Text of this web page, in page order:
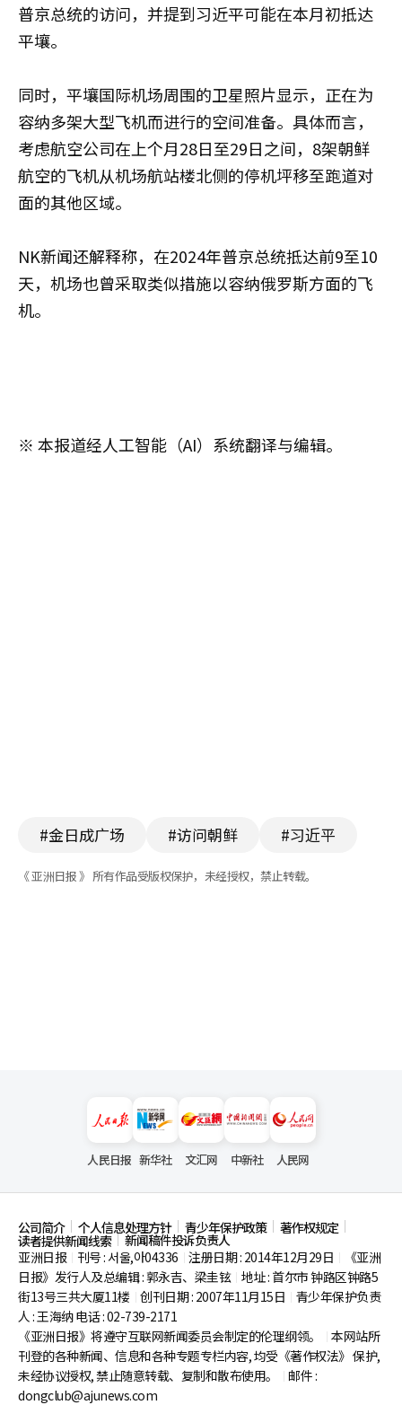
普京总统的访问，并提到习近平可能在本月初抵达
平壤。
同时，平壤国际机场周围的卫星照片显示，正在为
容纳多架大型飞机而进行的空间准备。具体而言，
考虑航空公司在上个月28日至29日之间，8架朝鲜
航空的飞机从机场航站楼北侧的停机坪移至跑道对
面的其他区域。
NK新闻还解释称，在2024年普京总统抵达前9至10
天，机场也曾采取类似措施以容纳俄罗斯方面的飞
机。
※ 本报道经人工智能（AI）系统翻译与编辑。
#金日成广场 #访问朝鲜 #习近平
《 亚洲日报 》 所有作品受版权保护，未经授权，禁止转载。
人民日报 新华社 文汇网 中新社 人民网
公司简介 个人信息处理方针 青少年保护政策 著作权规定
读者提供新闻线索
新闻稿件投诉负责人
亚洲日报
刊号 : 서울,아04336 注册日期 : 2014年12月29日
《亚洲
日报》发行人及总编辑 : 郭永吉、梁圭铉 地址 : 首尔市钟路区钟路5
街13号三共大厦11楼 创刊日期 : 2007年11月15日
青少年保护负责
人 : 王海纳 电话 : 02-739-2171
《亚洲日报》将遵守互联网新闻委员会制定的伦理纲领。
本网站所
刊登的各种新闻、信息和各种专题专栏内容, 均受《著作权法》 保护,
未经协议授权, 禁止随意转载、复制和散布使用。
邮件 :
dongclub@ajunews.com